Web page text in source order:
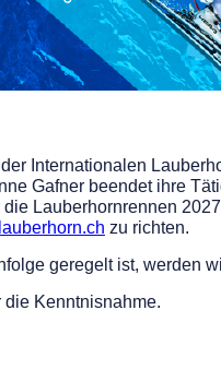
der Internationalen
Gafner beendet ihre
die Lauberhornrennen
zu richten.
geregelt ist, werden
die Kenntnisnahme.